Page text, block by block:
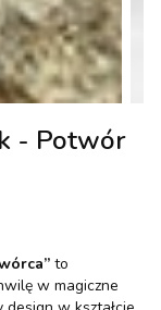
- Potwór
to
w magiczne